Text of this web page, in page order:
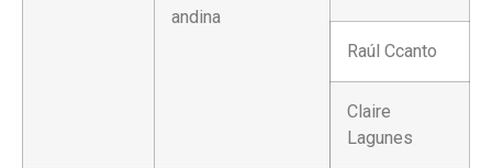
andina
Raúl Ccanto
Claire
Lagunes